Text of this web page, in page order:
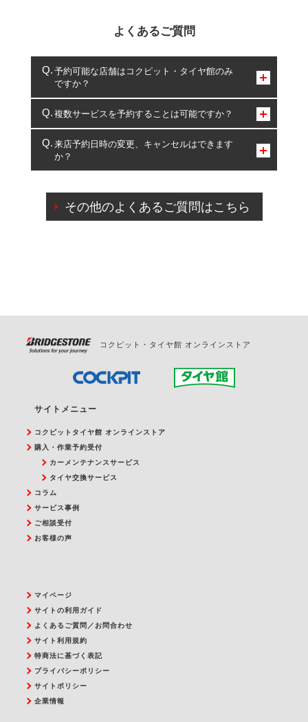
よくあるご質問
予約可能な店舗はコクピット・タイヤ館のみ
ですか？
コクピット・タイヤ館のみとなります。
複数サービスを予約することは可能ですか？
複数サービスのご予約は可能です。
一部の商品・サービスの組み合わせに限り、同時にご予約が
出来ないものもございます。
来店予約日時の変更、キャンセルはできます
か？
ご来店予約日の3営業日前を過ぎている場合のご予約
の日時変更につきましては、直接ご予約の店舗まで
その他のよくあるご質問はこちら
コクピット・タイヤ館 オンラインストア
サイトメニュー
コクピットタイヤ館 オンラインストア
購入・作業予約受付
カーメンテナンスサービス
タイヤ交換サービス
コラム
サービス事例
ご相談受付
お客様の声
マイページ
サイトの利用ガイド
よくあるご質問／お問合わせ
サイト利用規約
特商法に基づく表記
プライバシーポリシー
サイトポリシー
企業情報